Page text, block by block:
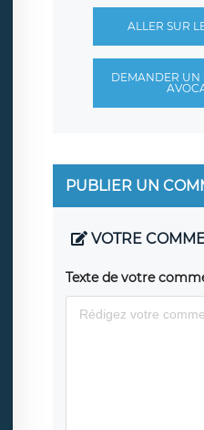
ALLER SUR
DEMANDER UN
PUBLIER UN
VOTRE
Texte de votre